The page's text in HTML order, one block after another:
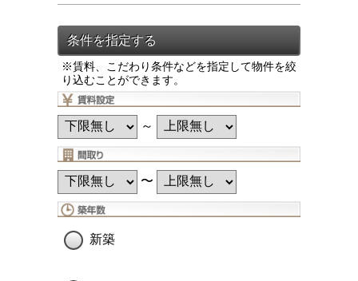
※賃料、こだわり条件などを指定して物件を絞
り込むことができます。
～
〜
新築